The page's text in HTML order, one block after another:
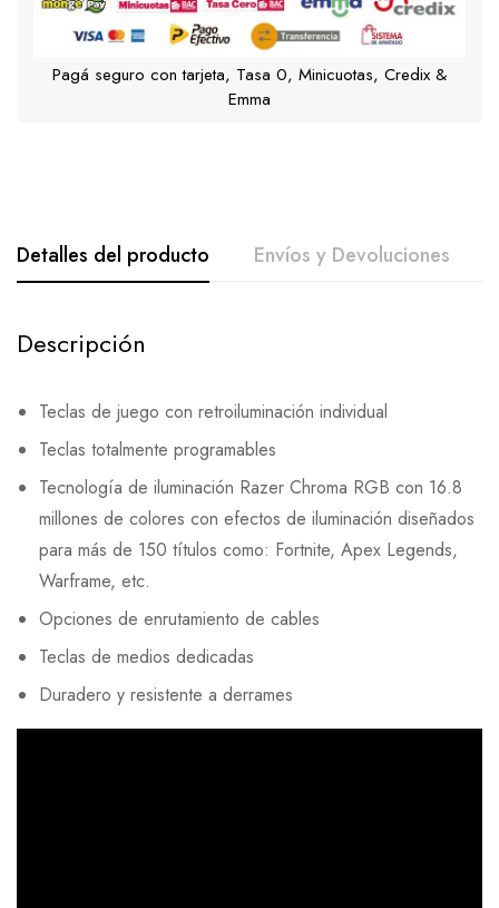
Pagá seguro con tarjeta, Tasa 0, Minicuotas, Credix &
Emma
Detalles del producto Envíos y Devoluciones
Descripción
Teclas de juego con retroiluminación individual
Teclas totalmente programables
Tecnología de iluminación Razer Chroma RGB con 16.8
millones de colores con efectos de iluminación diseñados
para más de 150 títulos como: Fortnite, Apex Legends,
Warframe, etc.
Opciones de enrutamiento de cables
Teclas de medios dedicadas
Duradero y resistente a derrames